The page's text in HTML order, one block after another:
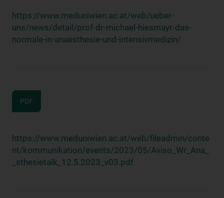
https://www.meduniwien.ac.at/web/ueber-
uns/news/detail/prof-dr-michael-hiesmayr-das-
normale-in-anaesthesie-und-intensivmedizin/
PDF
https://www.meduniwien.ac.at/web/fileadmin/conte
nt/kommunikation/events/2023/05/Aviso_Wr_Ana_
_sthesietalk_12.5.2023_v03.pdf